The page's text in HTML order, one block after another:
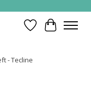
Verlanglijst
- Tecline